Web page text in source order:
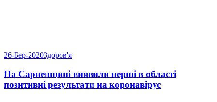
26-Бер-2020Здоров'я
На Сарненщині виявили перші в області
позитивні результати на коронавірус